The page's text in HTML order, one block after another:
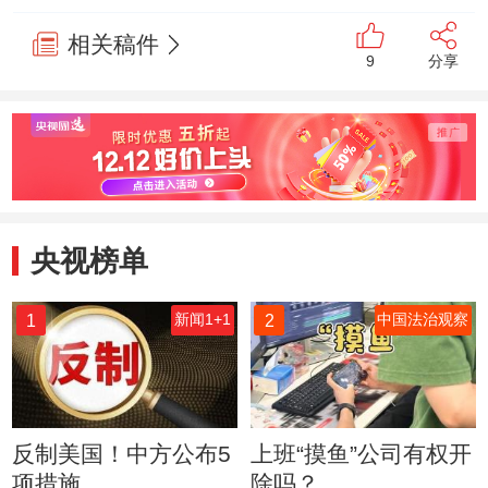
相关稿件
9 分享
央视榜单
1 新闻1+1
反制美国！中方公布5
2 中国法治观察
上班“摸鱼”公司有权开